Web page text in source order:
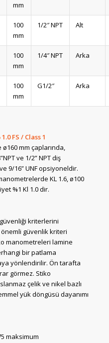
mm
100
mm
1/2″ NPT Alt
100
mm
1/4″ NPT Arka
100
mm
G1/2″ Arka
FS / Class 1
mm çaplarında,
ve 1/2” NPT diş
9/16” UNF opsiyoneldir.
KL 1.6, ø100
%1 Kl 1.0 dir.
kriterlerini
güvenlik kriteri
manometreleri lamine
bir patlama
yönlendirilir. Ön tarafta
görmez. Stiko
çelik ve nikel bazlı
yük döngüsü dayanımı
maksimum